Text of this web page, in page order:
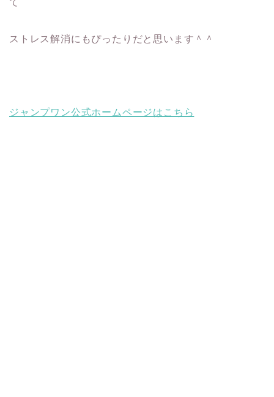
ストレス解消にもぴったりだと思います＾＾
ジャンプワン公式ホームページはこちら